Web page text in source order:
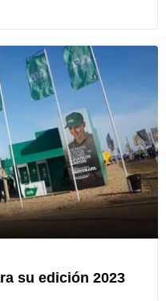
su edición 2023